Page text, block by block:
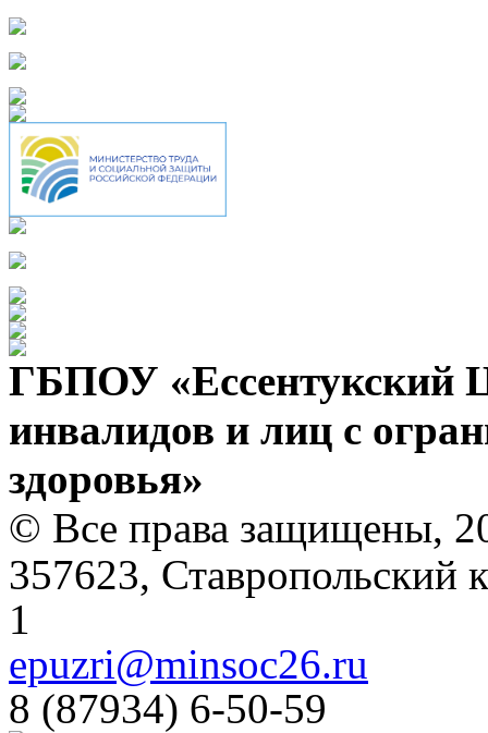
ГБПОУ «Ессентукский
инвалидов и лиц с
здоровья»
© Все права защищены,
357623, Ставропольский
1
epuzri@minsoc26.ru
8 (87934) 6-50-59